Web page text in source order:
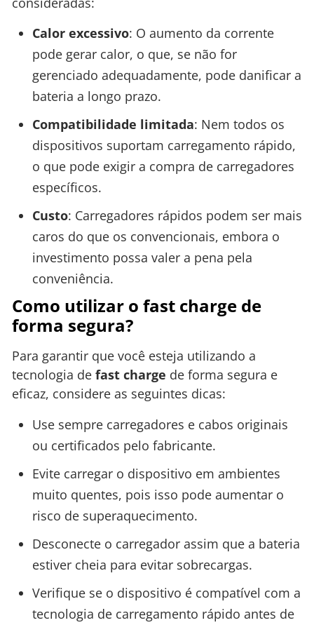
Calor excessivo: O aumento da corrente
pode gerar calor, o que, se não for
gerenciado adequadamente, pode danificar a
bateria a longo prazo.
Compatibilidade limitada: Nem todos os
dispositivos suportam carregamento rápido,
o que pode exigir a compra de carregadores
específicos.
Custo: Carregadores rápidos podem ser mais
caros do que os convencionais, embora o
investimento possa valer a pena pela
conveniência.
Como utilizar o fast charge de
forma segura?
Para garantir que você esteja utilizando a
tecnologia de fast charge de forma segura e
eficaz, considere as seguintes dicas:
Use sempre carregadores e cabos originais
ou certificados pelo fabricante.
Evite carregar o dispositivo em ambientes
muito quentes, pois isso pode aumentar o
risco de superaquecimento.
Desconecte o carregador assim que a bateria
estiver cheia para evitar sobrecargas.
Verifique se o dispositivo é compatível com a
tecnologia de carregamento rápido antes de